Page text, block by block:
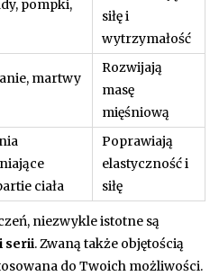
pompki,
siłę i
wytrzymałość
martwy
Rozwijają
masę
mięśniową
ciała
Poprawiają
elastyczność i
siłę
niezwykle istotne są
serii. Zwaną także objętością
do Twoich możliwości.